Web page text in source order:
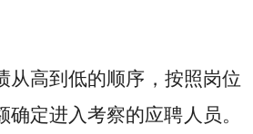
从高到低的顺序，按照岗位
定进入考察的应聘人员。